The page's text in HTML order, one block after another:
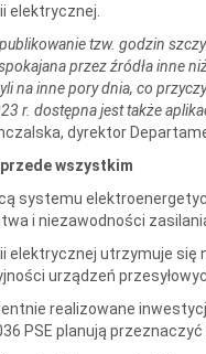
elektrycznej.
tzw. godzin
przez źródła inne
na inne pory dnia, co
r. dostępna jest także
dyrektor
wszystkim
systemu
i niezawodności
elektrycznej utrzymuje się
urządzeń
realizowane
PSE planują przeznaczyć